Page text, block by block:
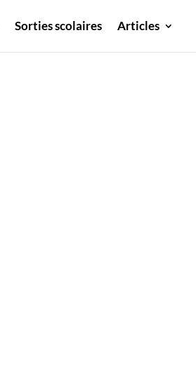
Sorties scolaires Articles